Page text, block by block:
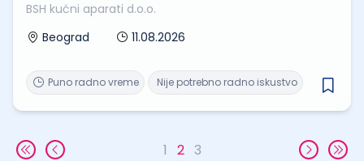
BSH kućni aparati d.o.o.
Beograd
11.08.2026
Nije potrebno radno iskustvo
Puno radno vreme
1 2 3